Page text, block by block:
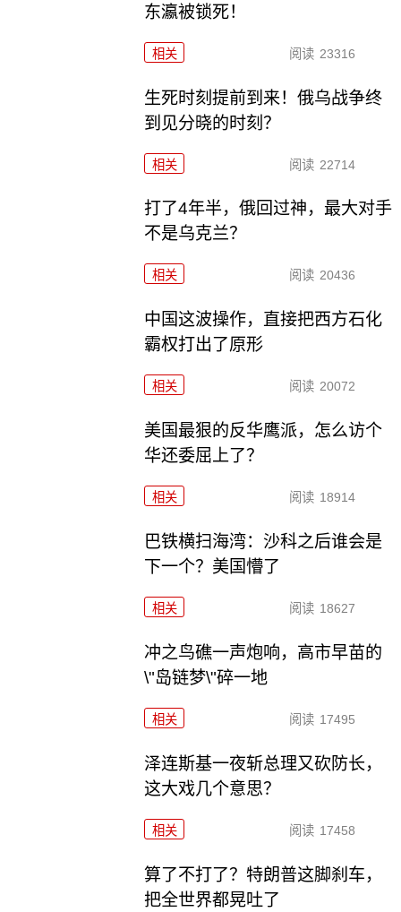
东瀛被锁死！
相关 阅读 23316
生死时刻提前到来！俄乌战争终
到见分晓的时刻？
相关 阅读 22714
打了4年半，俄回过神，最大对手
不是乌克兰？
相关 阅读 20436
中国这波操作，直接把西方石化
霸权打出了原形
相关 阅读 20072
美国最狠的反华鹰派，怎么访个
华还委屈上了？
相关 阅读 18914
巴铁横扫海湾：沙科之后谁会是
下一个？美国懵了
相关 阅读 18627
冲之鸟礁一声炮响，高市早苗的
\"岛链梦\"碎一地
相关 阅读 17495
泽连斯基一夜斩总理又砍防长，
这大戏几个意思？
相关 阅读 17458
算了不打了？特朗普这脚刹车，
把全世界都晃吐了